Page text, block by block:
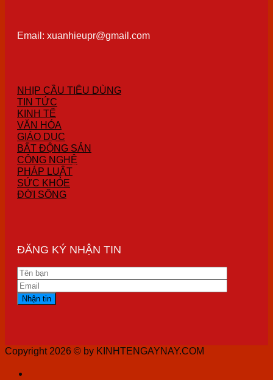
Email: xuanhieupr@gmail.com
NHỊP CẦU TIÊU DÙNG
TIN TỨC
KINH TẾ
VĂN HÓA
GIÁO DỤC
BẤT ĐỘNG SẢN
CÔNG NGHỆ
PHÁP LUẬT
SỨC KHỎE
ĐỜI SỐNG
ĐĂNG KÝ NHẬN TIN
Copyright 2026 © by KINHTENGAYNAY.COM